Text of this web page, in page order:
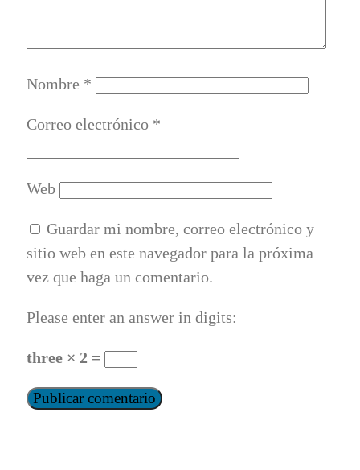
Nombre *
Correo electrónico *
Web
Guardar mi nombre, correo electrónico y
sitio web en este navegador para la próxima
vez que haga un comentario.
Please enter an answer in digits:
three × 2 =